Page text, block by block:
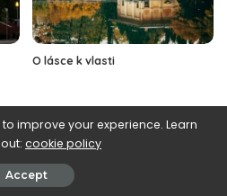
O lásce k vlasti
improve your experience. Learn
cookie policy
Accept